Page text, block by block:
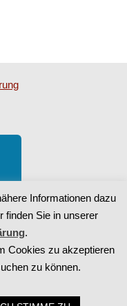
Login
Informationen dazu
finden Sie in unserer
.
Cookies zu akzeptieren
zu können.